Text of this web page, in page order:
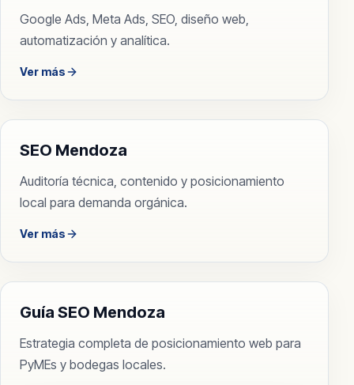
Google Ads, Meta Ads, SEO, diseño web,
automatización y analítica.
Ver más
SEO Mendoza
Auditoría técnica, contenido y posicionamiento
local para demanda orgánica.
Ver más
Guía SEO Mendoza
Estrategia completa de posicionamiento web para
PyMEs y bodegas locales.